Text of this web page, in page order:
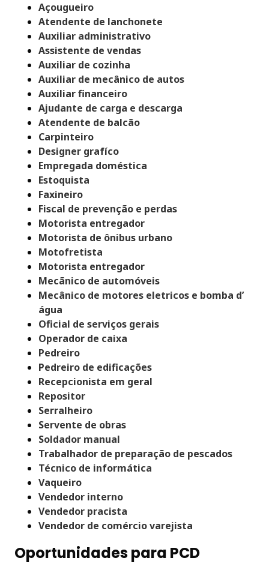
Açougueiro
Atendente de lanchonete
Auxiliar administrativo
Assistente de vendas
Auxiliar de cozinha
Auxiliar de mecânico de autos
Auxiliar financeiro
Ajudante de carga e descarga
Atendente de balcão
Carpinteiro
Designer grafíco
Empregada doméstica
Estoquista
Faxineiro
Fiscal de prevenção e perdas
Motorista entregador
Motorista de ônibus urbano
Motofretista
Motorista entregador
Mecãnico de automóveis
Mecânico de motores eletricos e bomba d’
água
Oficial de serviços gerais
Operador de caixa
Pedreiro
Pedreiro de edificações
Recepcionista em geral
Repositor
Serralheiro
Servente de obras
Soldador manual
Trabalhador de preparação de pescados
Técnico de informática
Vaqueiro
Vendedor interno
Vendedor pracista
Vendedor de comércio varejista
Oportunidades para PCD